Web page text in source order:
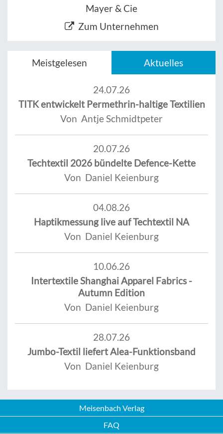
Mayer & Cie
Zum Unternehmen
Meistgelesen Aktuelles
24.07.26
TITK entwickelt Permethrin-haltige Textilien
Von Antje Schmidtpeter
20.07.26
Techtextil 2026 bündelte Defence-Kette
Von Daniel Keienburg
04.08.26
Haptikmessung live auf Techtextil NA
Von Daniel Keienburg
10.06.26
Intertextile Shanghai Apparel Fabrics -
Autumn Edition
Von Daniel Keienburg
28.07.26
Jumbo-Textil liefert Alea-Funktionsband
Von Daniel Keienburg
Meisenbach Verlag
FAQ